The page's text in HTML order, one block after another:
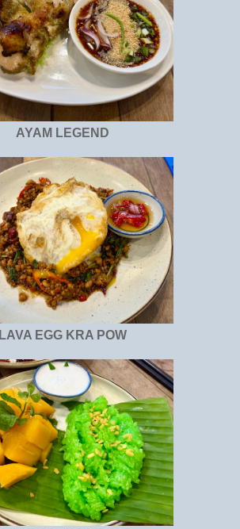
AYAM LEGEND
LAVA EGG KRA POW